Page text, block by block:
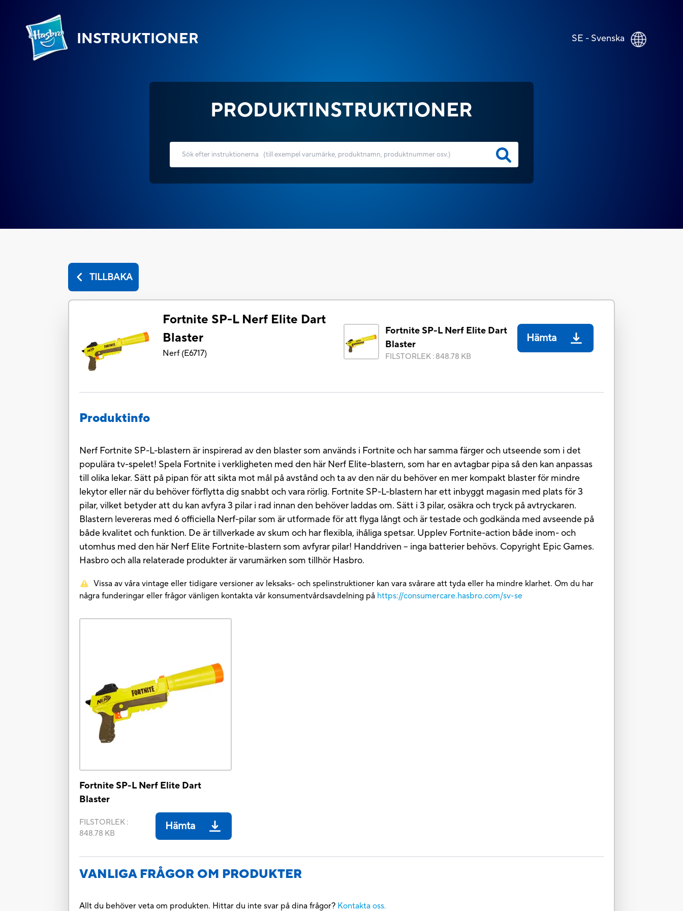
INSTRUKTIONER SE - Svenska
PRODUKTINSTRUKTIONER
TILLBAKA
Fortnite SP-L Nerf Elite Dart
Blaster
Nerf(E6717)
Fortnite SP-L Nerf Elite Dart
Blaster
FILSTORLEK : 848.78 KB
Hämta
Produktinfo
Nerf Fortnite SP-L-blastern är inspirerad av den blaster som används i Fortnite och har samma färger och utseende som i det
populära tv-spelet! Spela Fortnite i verkligheten med den här Nerf Elite-blastern, som har en avtagbar pipa så den kan anpassas
till olika lekar. Sätt på pipan för att sikta mot mål på avstånd och ta av den när du behöver en mer kompakt blaster för mindre
lekytor eller när du behöver förflytta dig snabbt och vara rörlig. Fortnite SP-L-blastern har ett inbyggt magasin med plats för 3
pilar, vilket betyder att du kan avfyra 3 pilar i rad innan den behöver laddas om. Sätt i 3 pilar, osäkra och tryck på avtryckaren.
Blastern levereras med 6 officiella Nerf-pilar som är utformade för att flyga långt och är testade och godkända med avseende på
både kvalitet och funktion. De är tillverkade av skum och har flexibla, ihåliga spetsar. Upplev Fortnite-action både inom- och
utomhus med den här Nerf Elite Fortnite-blastern som avfyrar pilar! Handdriven – inga batterier behövs. Copyright Epic Games.
Hasbro och alla relaterade produkter är varumärken som tillhör Hasbro.
Vissa av våra vintage eller tidigare versioner av leksaks- och spelinstruktioner kan vara svårare att tyda eller ha mindre klarhet. Om du har
några funderingar eller frågor vänligen kontakta vår konsumentvårdsavdelning på https://consumercare.hasbro.com/sv-se
Fortnite SP-L Nerf Elite Dart
Blaster
FILSTORLEK :
848.78 KB
Hämta
VANLIGA FRÅGOR OM PRODUKTER
Allt du behöver veta om produkten. Hittar du inte svar på dina frågor? Kontakta oss.